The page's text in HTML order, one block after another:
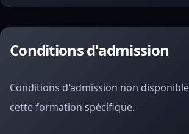
Conditions d'admission
Conditions d'admission non
cette formation spécifique.